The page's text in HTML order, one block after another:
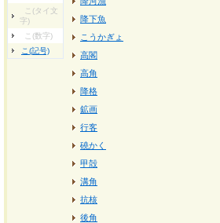
こ(タイ文
字)
こ(数字)
こ(記号)
降下魚
こうかぎょ
高閣
高角
降格
鉱画
行客
磽かく
甲殻
溝角
抗核
後角